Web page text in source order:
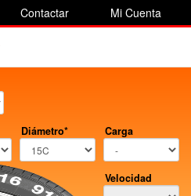
Contactar Mi Cuenta
Diámetro* Carga
Velocidad